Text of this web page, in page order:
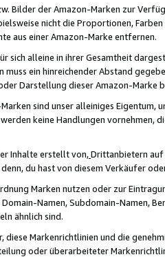
Bilder der Amazon-Marken zur
nicht die Proportionen,
aus einer Amazon-Marke entfernen.
sich alleine in ihrer Gesamtheit
ein hinreichender Abstand
Darstellung dieser Amazon-Marke
sind unser alleiniges
keine Handlungen vornehmen,
Inhalte erstellt von,Drittanbietern auf
du hast von diesem Verkäufer
Marken nutzen oder zur
Namen, Subdomain-Namen,
ähnlich sind.
diese Markenrichtlinien und die
oder überarbeiteter